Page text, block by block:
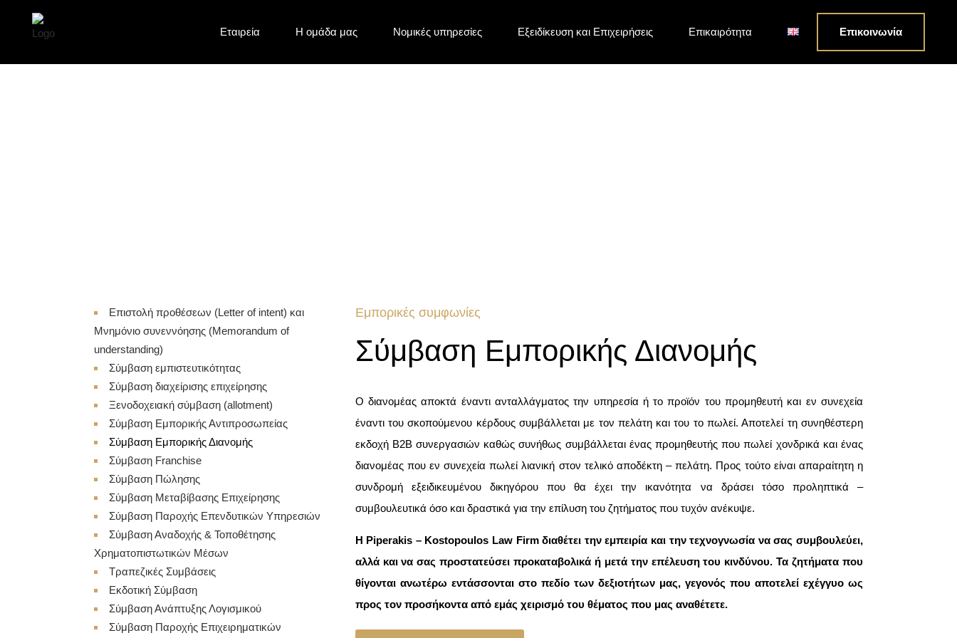
Eταιρεία Η ομάδα μας Νομικές υπηρεσίες Εξειδίκευση και Επιχειρήσεις Επικαιρότητα Επικοινωνία
Επιστολή προθέσεων (Letter of intent) και
Μνημόνιο συνεννόησης (Memorandum of
understanding)
Σύμβαση εμπιστευτικότητας
Σύμβαση διαχείρισης επιχείρησης
Ξενοδοχειακή σύμβαση (allotment)
Σύμβαση Εμπορικής Αντιπροσωπείας
Σύμβαση Εμπορικής Διανομής
Σύμβαση Franchise
Σύμβαση Πώλησης
Σύμβαση Μεταβίβασης Επιχείρησης
Σύμβαση Παροχής Επενδυτικών Υπηρεσιών
Σύμβαση Αναδοχής & Τοποθέτησης
Χρηματοπιστωτικών Μέσων
Τραπεζικές Συμβάσεις
Εκδοτική Σύμβαση
Σύμβαση Ανάπτυξης Λογισμικού
Σύμβαση Παροχής Επιχειρηματικών
Εμπορικές συμφωνίες
Σύμβαση Εμπορικής Διανομής
Ο διανομέας αποκτά έναντι ανταλλάγματος την υπηρεσία ή το προϊόν του προμηθευτή και εν συνεχεία
έναντι του σκοπούμενου κέρδους συμβάλλεται με τον πελάτη και του το πωλεί. Αποτελεί τη συνηθέστερη
εκδοχή B2B συνεργασιών καθώς συνήθως συμβάλλεται ένας προμηθευτής που πωλεί χονδρικά και ένας
διανομέας που εν συνεχεία πωλεί λιανική στον τελικό αποδέκτη – πελάτη. Προς τούτο είναι απαραίτητη η
συνδρομή εξειδικευμένου δικηγόρου που θα έχει την ικανότητα να δράσει τόσο προληπτικά –
συμβουλευτικά όσο και δραστικά για την επίλυση του ζητήματος που τυχόν ανέκυψε.
Η Piperakis – Kostopoulos Law Firm διαθέτει την εμπειρία και την τεχνογνωσία να σας συμβουλεύει,
αλλά και να σας προστατεύσει προκαταβολικά ή μετά την επέλευση του κινδύνου. Τα ζητήματα που
θίγονται ανωτέρω εντάσσονται στο πεδίο των δεξιοτήτων μας, γεγονός που αποτελεί εχέγγυο ως
προς τον προσήκοντα από εμάς χειρισμό του θέματος που μας αναθέτετε.